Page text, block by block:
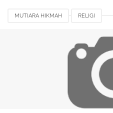
MUTIARA HIKMAH RELIGI